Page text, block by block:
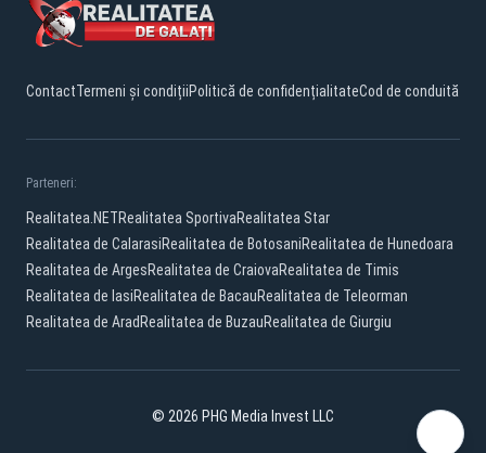
ContactTermeni și condițiiPolitică de confidențialitateCod de conduită
Parteneri:
Realitatea.NETRealitatea SportivaRealitatea Star
Realitatea de CalarasiRealitatea de BotosaniRealitatea de Hunedoara
Realitatea de ArgesRealitatea de CraiovaRealitatea de Timis
Realitatea de IasiRealitatea de BacauRealitatea de Teleorman
Realitatea de Arad Realitatea de BuzauRealitatea de Giurgiu
© 2026 PHG Media Invest LLC